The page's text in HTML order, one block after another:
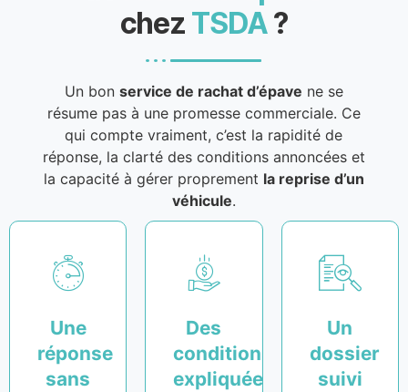
chez TSDA?
Un bon service de rachat d’épave ne se
résume pas à une promesse commerciale. Ce
qui compte vraiment, c’est la rapidité de
réponse, la clarté des conditions annoncées et
la capacité à gérer proprement la reprise d’un
véhicule.
Une
réponse
sans
Des
conditions
expliquées
Un
dossier
suivi